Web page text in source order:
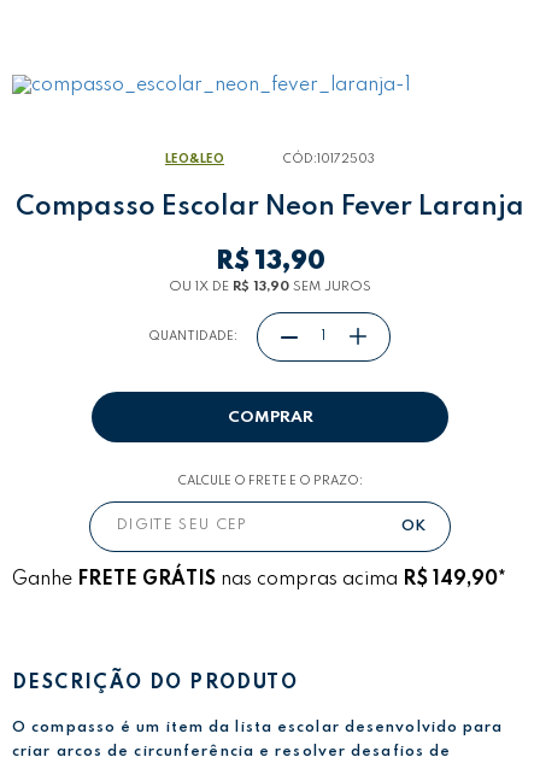
LEO&LEO CÓD: 10172503
Compasso Escolar Neon Fever Laranja
R$ 13,90
OU 1X DE R$ 13,90 SEM JUROS
QUANTIDADE:
COMPRAR
CALCULE O FRETE E O PRAZO:
Ganhe FRETE GRÁTIS nas compras acima R$ 149,90*
DESCRIÇÃO DO PRODUTO
O compasso é um item da lista escolar desenvolvido para
criar arcos de circunferência e resolver desafios de